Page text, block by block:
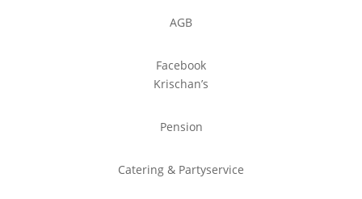
AGB
Facebook
Krischan’s
Pension
Catering & Partyservice